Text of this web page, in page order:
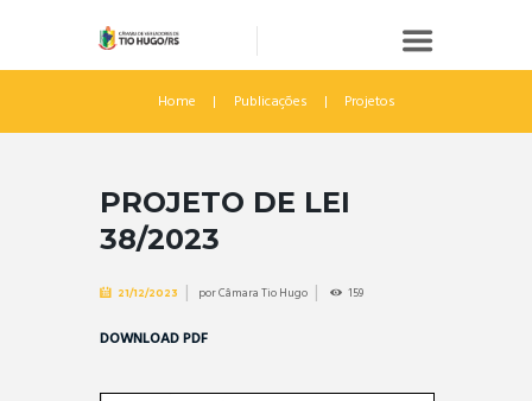
Home Publicações Projetos
PROJETO DE LEI
38/2023
21/12/2023 porCâmara Tio Hugo 159
DOWNLOAD PDF